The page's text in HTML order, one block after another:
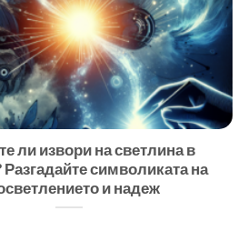
ли извори на светлина в
символиката на
и надеж